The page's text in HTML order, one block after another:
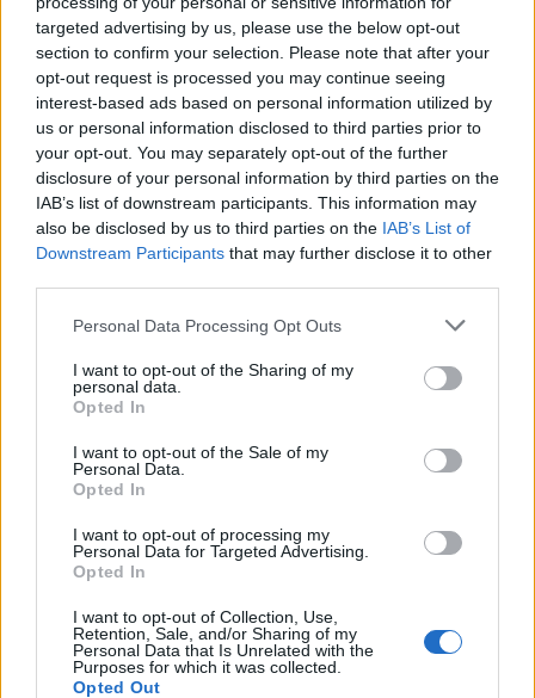
targeted advertising by us, please use the below opt-out
section to confirm your selection. Please note that after your
opt-out request is processed you may continue seeing
interest-based ads based on personal information utilized by
us or personal information disclosed to third parties prior to
your opt-out. You may separately opt-out of the further
disclosure of your personal information by third parties on the
IAB’s list of downstream participants. This information may
also be disclosed by us to third parties on the IAB’s List of
Downstream Participants that may further disclose it to other
Personal Data Processing Opt Outs
I want to opt-out of the Sharing of my
personal data.
Opted In
I want to opt-out of the Sale of my
Personal Data.
Opted In
I want to opt-out of processing my
Personal Data for Targeted Advertising.
Opted In
I want to opt-out of Collection, Use,
Retention, Sale, and/or Sharing of my
Personal Data that Is Unrelated with the
Purposes for which it was collected.
Opted Out